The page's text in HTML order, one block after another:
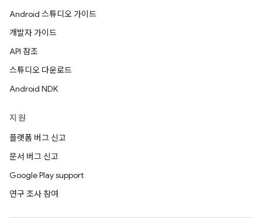
Android 스튜디오 가이드
개발자 가이드
API 참조
스튜디오 다운로드
Android NDK
지원
플랫폼 버그 신고
문서 버그 신고
Google Play support
연구 조사 참여